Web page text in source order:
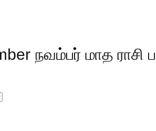
நவம்பர் மாத